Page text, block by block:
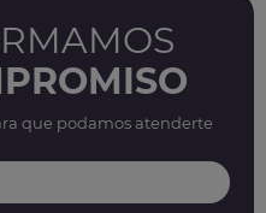
que podamos atenderte